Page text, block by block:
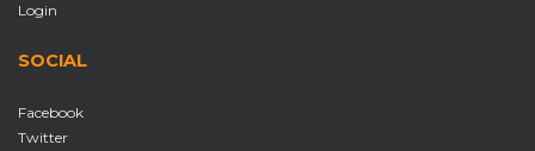
Login
SOCIAL
Facebook
Twitter